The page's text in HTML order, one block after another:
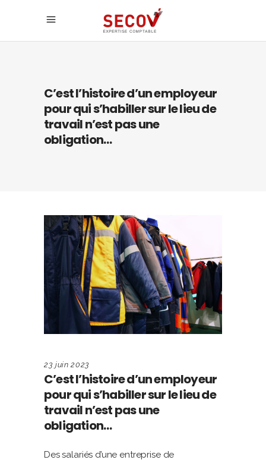
C’est l’histoire d’un employeur
pour qui s’habiller sur le lieu de
travail n’est pas une
obligation…
23 juin 2023
C’est l’histoire d’un employeur
pour qui s’habiller sur le lieu de
travail n’est pas une
obligation…
Des salariés d’une entreprise de